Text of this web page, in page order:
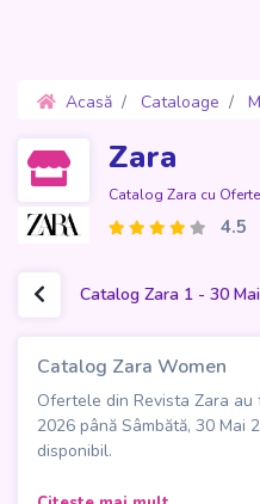
Acasă Cataloage
Zara
Catalog Zara cu
4.5
Catalog Zara 1 - 30
Catalog Zara Women
Ofertele din Revista Zara
2026 până Sâmbătă, 30 Mai
disponibil.
Catalogul Zara Women